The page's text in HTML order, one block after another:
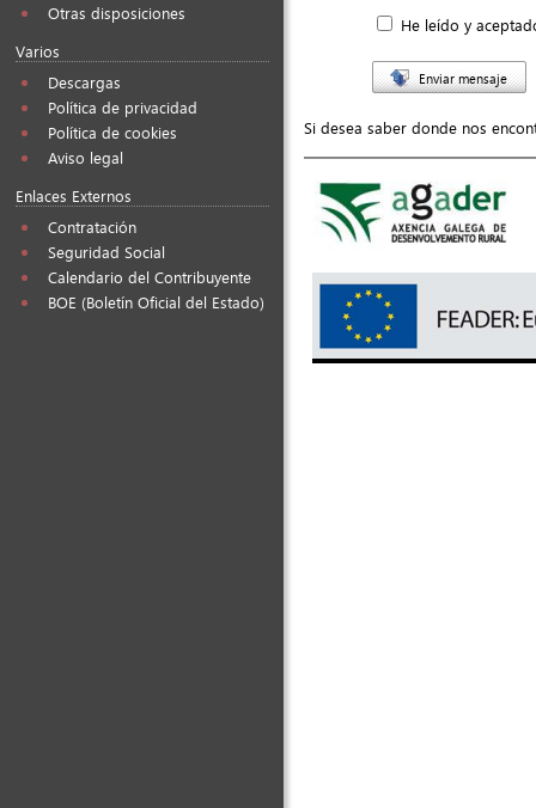
Otras disposiciones
Varios
Descargas
Política de privacidad
Política de cookies
Aviso legal
Enlaces Externos
Contratación
Seguridad Social
Calendario del Contribuyente
BOE (Boletín Oficial del Estado)
He leído y
Enviar mensaje
Si desea saber donde nos